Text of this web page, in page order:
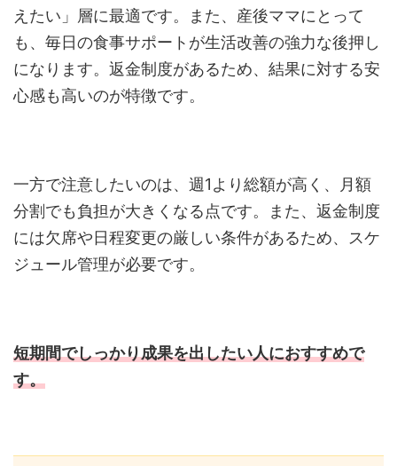
えたい」層に最適です。また、産後ママにとって
も、毎日の食事サポートが生活改善の強力な後押し
になります。返金制度があるため、結果に対する安
心感も高いのが特徴です。
一方で注意したいのは、週1より総額が高く、月額
分割でも負担が大きくなる点です。また、返金制度
には欠席や日程変更の厳しい条件があるため、スケ
ジュール管理が必要です。
短期間でしっかり成果を出したい人におすすめで
す。